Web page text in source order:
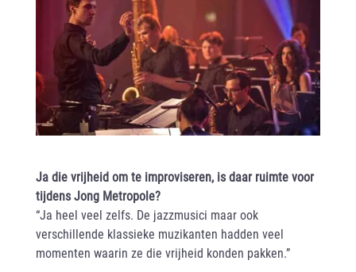
Ja die vrijheid om te improviseren, is daar ruimte voor
tijdens Jong Metropole?
“Ja heel veel zelfs. De jazzmusici maar ook
verschillende klassieke muzikanten hadden veel
momenten waarin ze die vrijheid konden pakken.”